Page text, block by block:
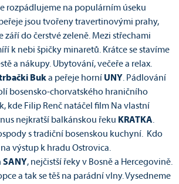
rozpádlujeme na populárním úseku
jsou tvořeny travertinovými prahy,
do čerstvé zeleně. Mezi střechami
k nebi špičky minaretů. Krátce se stavíme
a nákupy. Ubytování, večeře a relax.
Buka peřeje horní UNY. Pádlování
bosensko-chorvatského hraničního
kde Filip Renč natáčel film Na vlastní
nejkratší balkánskou řeku KRATKA.
s tradiční bosenskou kuchyní. Kdo
výstup k hradu Ostrovica.
SANY, nejčistší řeky v Bosně a Hercegovině.
a tak se těš na parádní vlny. Vysedneme